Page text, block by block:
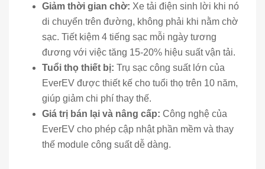
Giảm thời gian chờ: Xe tải điện sinh lời khi nó
di chuyển trên đường, không phải khi nằm chờ
sạc. Tiết kiệm 4 tiếng sạc mỗi ngày tương
đương với việc tăng 15-20% hiệu suất vận tải.
Tuổi thọ thiết bị: Trụ sạc công suất lớn của
EverEV được thiết kế cho tuổi thọ trên 10 năm,
giúp giảm chi phí thay thế.
Giá trị bán lại và nâng cấp: Công nghệ của
EverEV cho phép cập nhật phần mềm và thay
thế module công suất dễ dàng.